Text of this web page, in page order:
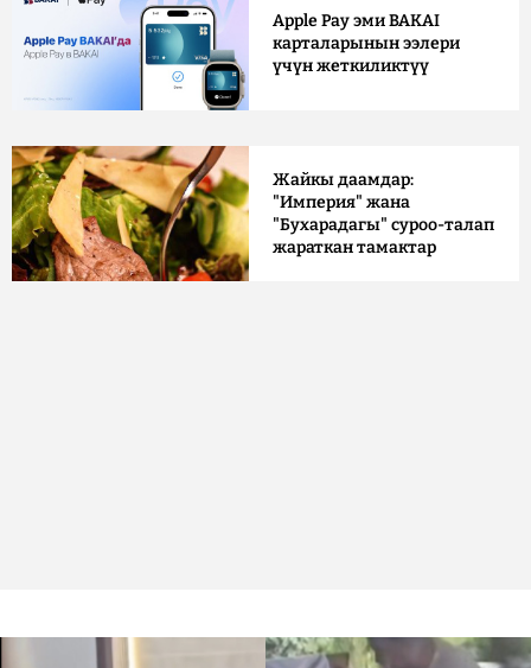
Apple Pay эми BAKAI
карталарынын ээлери
үчүн жеткиликтүү
Жайкы даамдар:
"Империя" жана
"Бухарадагы" суроо-талап
жараткан тамактар